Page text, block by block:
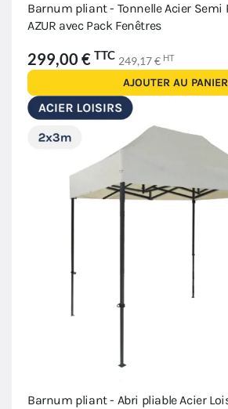
Barnum pliant - Tonnelle Acier Semi
AZUR avec Pack Fenêtres
299,00 € TTC 249,17 € HT
AJOUTER AU PANIER
Barnum pliant - Abri pliable Acier